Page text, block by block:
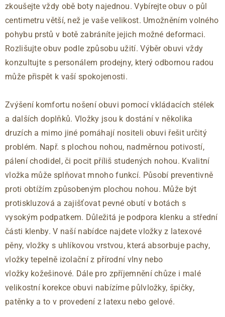
zkoušejte vždy obě boty najednou. Vybírejte obuv o půl
centimetru větší, než je vaše velikost. Umožněním volného
pohybu prstů v botě zabráníte jejich možné deformaci.
Rozlišujte obuv podle způsobu užití. Výběr obuvi vždy
konzultujte s personálem prodejny, který odbornou radou
může přispět k vaší spokojenosti.
Zvýšení komfortu nošení obuvi pomocí vkládacích stélek
a dalších doplňků. Vložky jsou k dostání v několika
druzích a mimo jiné pomáhají nositeli obuvi řešit určitý
problém. Např. s plochou nohou, nadměrnou potivostí,
pálení chodidel, či pocit příliš studených nohou. Kvalitní
vložka může splňovat mnoho funkcí. Působí preventivně
proti obtížím způsobeným plochou nohou. Může být
protiskluzová a zajišťovat pevné obutí v botách s
vysokým podpatkem. Důležitá je podpora klenku a střední
části klenby. V naší nabídce najdete vložky z latexové
pěny, vložky s uhlíkovou vrstvou, která absorbuje pachy,
vložky tepelně izolační z přírodní vlny nebo
vložky kožešinové. Dále pro zpříjemnění chůze i malé
velikostní korekce obuvi nabízíme půlvložky, špičky,
patěnky a to v provedení z latexu nebo gelové.